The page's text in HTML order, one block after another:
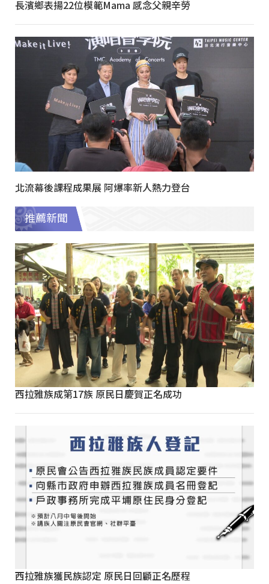
長濱鄉表揚22位模範Mama 感念父親辛勞
北流幕後課程成果展 阿爆率新人熱力登台
推薦新聞
西拉雅族成第17族 原民日慶賀正名成功
西拉雅族獲民族認定 原民日回顧正名歷程